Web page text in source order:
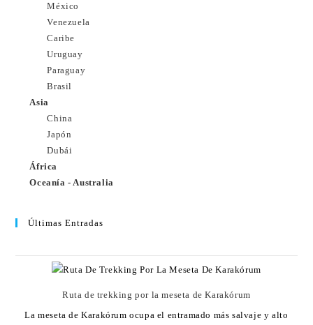
México
Venezuela
Caribe
Uruguay
Paraguay
Brasil
Asia
China
Japón
Dubái
África
Oceanía - Australia
Últimas Entradas
Ruta de trekking por la meseta de Karakórum
La meseta de Karakórum ocupa el entramado más salvaje y alto